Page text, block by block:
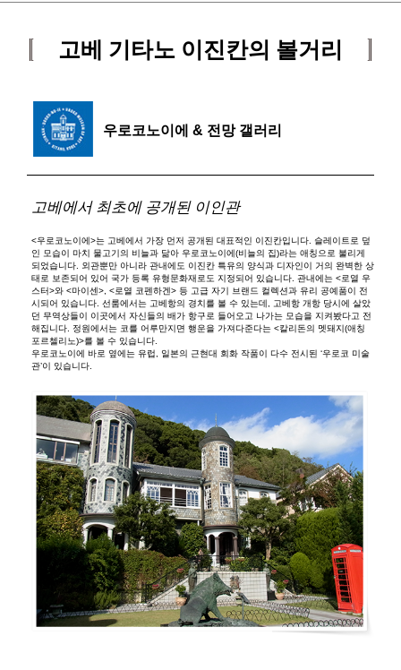
고베 기타노 이진칸의 볼거리
우로코노이에 & 전망 갤러리
고베에서 최초에 공개된 이인관
<우로코노이에>는 고베에서 가장 먼저 공개된 대표적인 이진칸입니다. 슬레이트로 덮
인 모습이 마치 물고기의 비늘과 닮아 우로코노이에(비늘의 집)라는 애칭으로 불리게
되었습니다. 외관뿐만 아니라 관내에도 이진칸 특유의 양식과 디자인이 거의 완벽한 상
태로 보존되어 있어 국가 등록 유형문화재로도 지정되어 있습니다. 관내에는 <로열 우
스터>와 <마이센>, <로열 코펜하겐> 등 고급 자기 브랜드 컬렉션과 유리 공예품이 전
시되어 있습니다. 선룸에서는 고베항의 경치를 볼 수 있는데, 고베항 개항 당시에 살았
던 무역상들이 이곳에서 자신들의 배가 항구로 들어오고 나가는 모습을 지켜봤다고 전
해집니다. 정원에서는 코를 어루만지면 행운을 가져다준다는 <칼리돈의 멧돼지(애칭
포르첼리노)>를 볼 수 있습니다.
우로코노이에 바로 옆에는 유럽, 일본의 근현대 회화 작품이 다수 전시된 ‘우로코 미술
관’이 있습니다.